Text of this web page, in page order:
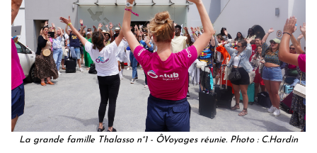
La grande famille Thalasso n°1 - ÔVoyages réunie. Photo : C.Hardin